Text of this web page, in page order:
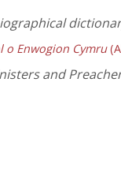
o Enwogion Cymru
and